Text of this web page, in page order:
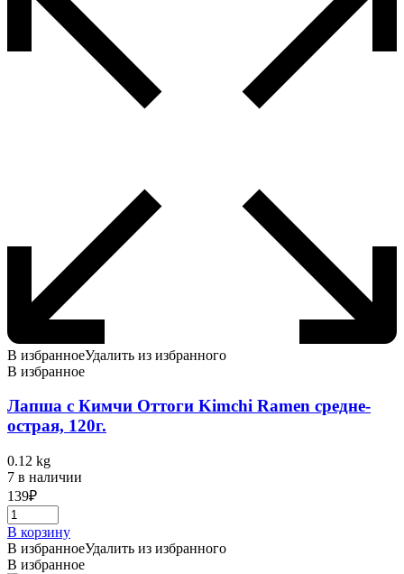
В избранноеУдалить из избранного
В избранное
Лапша с Кимчи Оттоги Kimchi Ramen средне-
острая, 120г.
0.12 kg
7 в наличии
139₽
В корзину
В избранноеУдалить из избранного
В избранное